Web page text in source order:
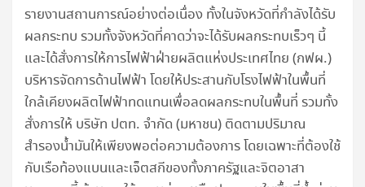
รายงานสถานการณ์อย่างต่อเนื่อง ทั้งในจังหวัดที่กำลังได้รับ
ผลกระทบ รวมทั้งจังหวัดที่คาดว่าจะได้รับผลกระทบเร็วๆ นี้
และได้สั่งการให้การไฟฟ้าฝ่ายผลิตแห่งประเทศไทย (กฟผ.)
บริหารจัดการด้านไฟฟ้า โดยให้ประสานกับโรงไฟฟ้าในพื้นที่
ใกล้เคียงผลิตไฟฟ้าทดแทนเพื่อลดผลกระทบในพื้นที่ รวมทั้ง
สั่งการให้ บริษัท ปตท. จำกัด (มหาชน) ติดตามปริมาณ
สำรองน้ำมันให้เพียงพอต่อความต้องการ โดยเฉพาะที่ต้องใช้
กับเรือท้องแบนและเจ็ตสกีของทั้งภาครัฐและจิตอาสา